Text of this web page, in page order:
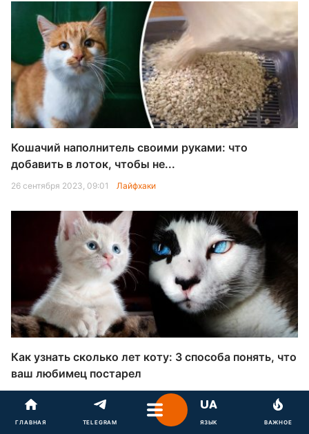
Кошачий наполнитель своими руками: что
добавить в лоток, чтобы не...
26 сентября 2023, 09:01 Лайфхаки
Как узнать сколько лет коту: 3 способа понять, что
ваш любимец постарел
ГЛАВНАЯ TELEGRAM ЯЗЫК ВАЖНОЕ